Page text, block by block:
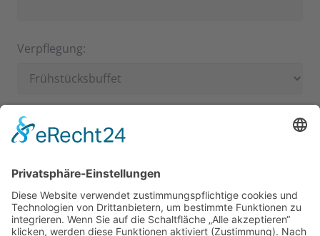
Verpflegung:
Programmwünsche